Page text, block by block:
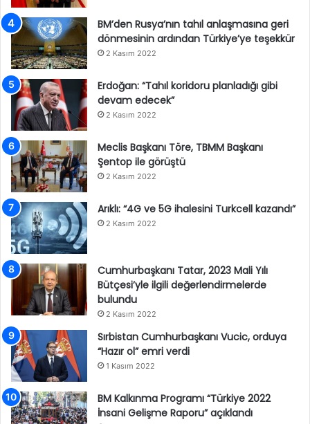
BM’den Rusya’nın tahıl anlaşmasına geri
dönmesinin ardından Türkiye’ye teşekkür
2 Kasım 2022
Erdoğan: “Tahıl koridoru planladığı gibi
devam edecek”
2 Kasım 2022
Meclis Başkanı Töre, TBMM Başkanı
Şentop ile görüştü
2 Kasım 2022
Arıklı: “4G ve 5G ihalesini Turkcell kazandı”
2 Kasım 2022
Cumhurbaşkanı Tatar, 2023 Mali Yılı
Bütçesi’yle ilgili değerlendirmelerde
bulundu
2 Kasım 2022
Sırbistan Cumhurbaşkanı Vucic, orduya
“Hazır ol” emri verdi
1 Kasım 2022
BM Kalkınma Programı “Türkiye 2022
İnsani Gelişme Raporu” açıklandı